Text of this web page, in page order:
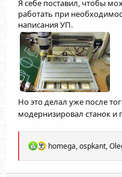
Я себе поставил, чтобы
работать при
написания УП.
Но это делал уже после
модернизировал станок и
Р
а
к
homega,ospkant,